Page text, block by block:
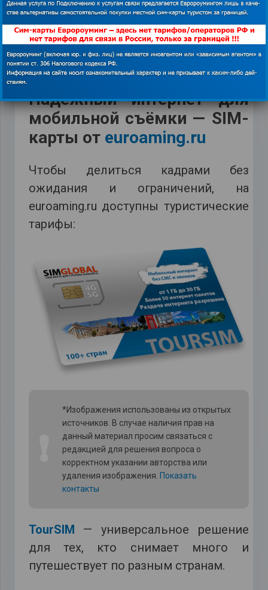
Чтобы не зависеть от случайных
сетей, удобно иметь свой мобильный
интернет-тариф, который работает
именно там, где вы снимаете.
Надёжный интернет для
мобильной съёмки — SIM-
карты от euroaming.ru
Чтобы делиться кадрами без
ожидания и ограничений, на
euroaming.ru доступны туристические
тарифы:
*Изображения использованы из открытых
источников. В случае наличия прав на
данный материал просим связаться с
редакцией для решения вопроса о
корректном указании авторства или
удаления изображения. Показать
контакты
TourSIM — универсальное решение
для тех, кто снимает много и
путешествует по разным странам.